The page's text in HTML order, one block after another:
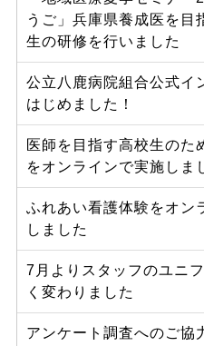
うご」兵庫県養成医を目
生の研修を行いました
公立八鹿病院組合公式イ
はじめました！
医師を目指す高校生のた
をオンラインで実施しま
ふれあい看護体験をオン
しました
7月よりスタッフのユニ
く変わりました
アンケート調査へのご協